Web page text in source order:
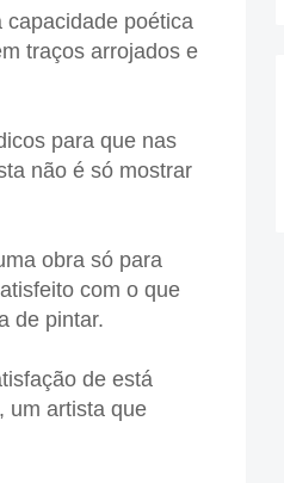
poética
traços arrojados e
para que nas
não é só mostrar
obra só para
com o que
de pintar.
de está
um artista que